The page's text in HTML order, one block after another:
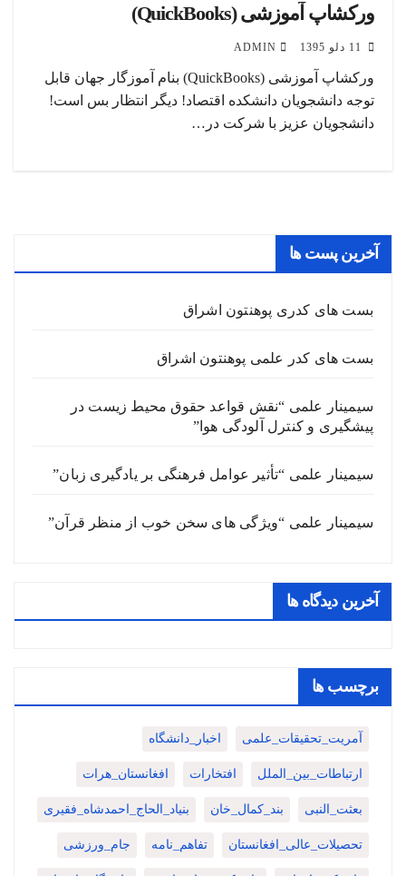
ورکشاپ آموزشی (QuickBooks)
11 دلو 1395 ADMIN
ورکشاپ آموزشی (QuickBooks) بنام آموزگار جهان قابل
توجه دانشجویان دانشکده اقتصاد! دیگر انتظار بس است!
دانشجویان عزیز با شرکت در…
آخرین پست ها
بست های کدری پوهنتون اشراق
بست های کدر علمی پوهنتون اشراق
سیمینار علمی “نقش قواعد حقوق محیط زیست در
پیشگیری و کنترل آلودگی هوا”
سیمینار علمی “تأثیر عوامل فرهنگی بر یادگیری زبان”
سیمینار علمی “ویژگی های سخن خوب از منظر قرآن”
آخرین دیدگاه ها
برچسب ها
آمریت_تحقیقات_علمی اخبار_دانشگاه
ارتباطات_بین_الملل افتخارات افغانستان_هرات
بعثت_النبی بند_کمال_خان بنیاد_الحاج_احمدشاه_فقیری
تحصیلات_عالی_افغانستان تفاهم_نامه جام_ورزشی